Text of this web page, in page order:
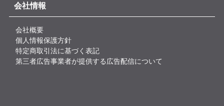
会社情報
会社概要
個人情報保護方針
特定商取引法に基づく表記
第三者広告事業者が提供する広告配信について